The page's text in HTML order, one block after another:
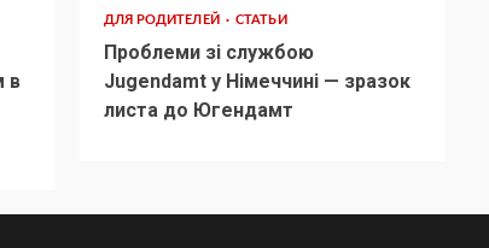
в
ДЛЯ РОДИТЕЛЕЙ СТАТЬИ
Проблеми зі службою
Jugendamt у Німеччині — зразок
листа до Югендамт